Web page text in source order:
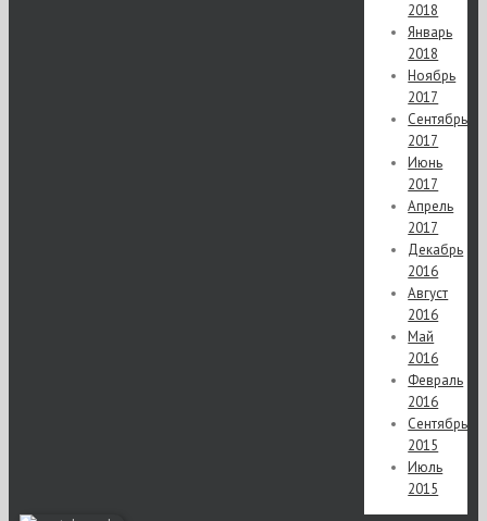
2018
Январь
2018
Ноябрь
2017
Сентябрь
2017
Июнь
2017
Апрель
2017
Декабрь
2016
Август
2016
Май
2016
Февраль
2016
Сентябрь
2015
Июль
2015